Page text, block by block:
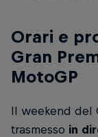
Orari e
Gran
MotoGP
Il weekend del
trasmesso in